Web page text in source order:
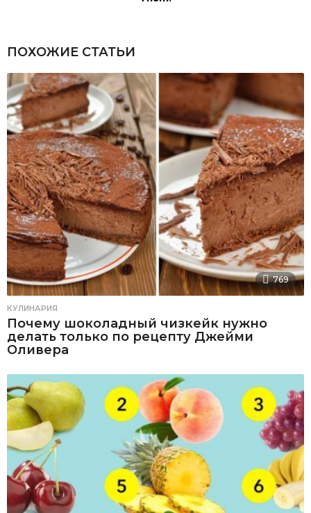
ПОХОЖИЕ СТАТЬИ
769
КУЛИНАРИЯ
Почему шоколадный чизкейк нужно
делать только по рецепту Джейми
Оливера